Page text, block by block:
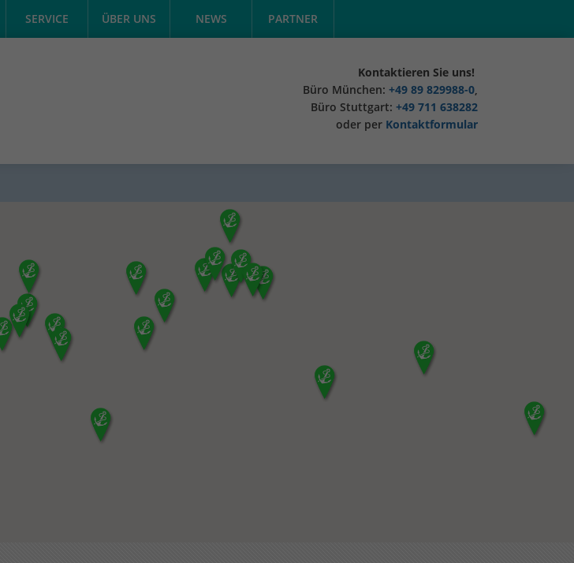
SERVICE ÜBER UNS NEWS PARTNER
Kontaktieren Sie uns!
Büro München: +49 89 829988-0,
Büro Stuttgart: +49 711 638282
oder per Kontaktformular